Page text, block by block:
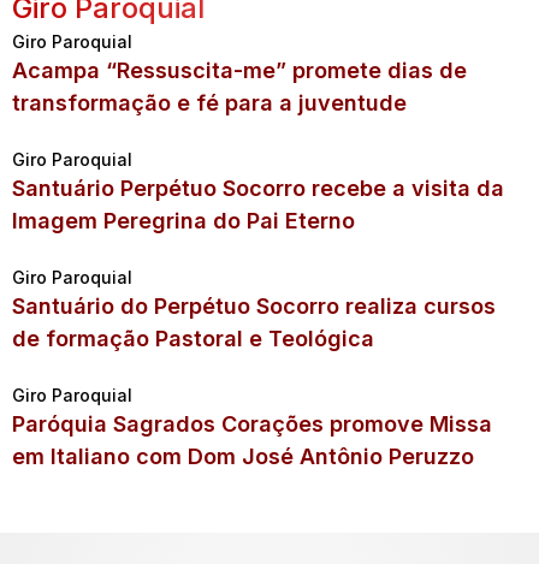
Giro Paroquial
Giro Paroquial
Acampa “Ressuscita-me” promete dias de
transformação e fé para a juventude
Giro Paroquial
Santuário Perpétuo Socorro recebe a visita da
Imagem Peregrina do Pai Eterno
Giro Paroquial
Santuário do Perpétuo Socorro realiza cursos
de formação Pastoral e Teológica
Giro Paroquial
Paróquia Sagrados Corações promove Missa
em Italiano com Dom José Antônio Peruzzo